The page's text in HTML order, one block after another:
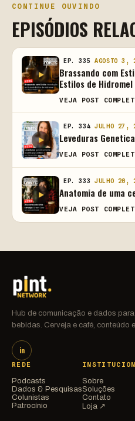
CONTINUE OUVINDO
EPISÓDIOS
EP. 335 AGOSTO 3,
Brassando com
Estilos de Hidromel
VEJA POST
EP. 334 JULHO 27,
Leveduras
VEJA POST
EP. 333 JULHO 20,
Anatomia de uma
VEJA POST
Hub de comunicação e dados
bebidas. Cerveja e café, conteúdo
in
REDE
Podcasts
Dados & Pesquisas
Colunistas
Patrocínio
Sobre
Soluções
Contato
Loja ↗